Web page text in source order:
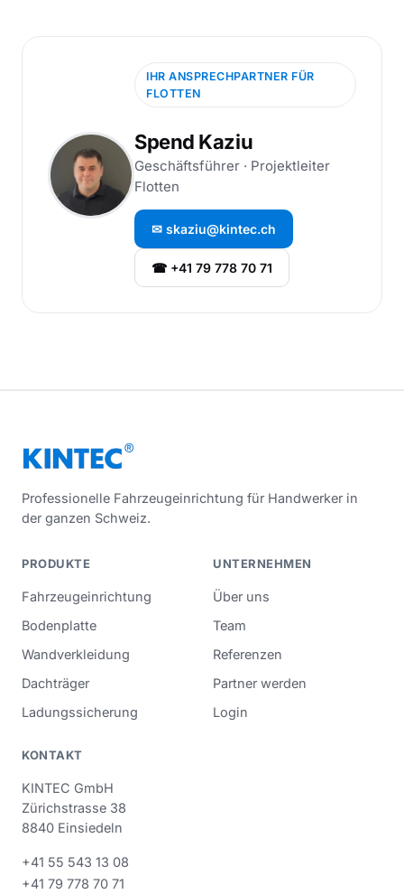
IHR ANSPRECHPARTNER FÜR
FLOTTEN
Spend Kaziu
Geschäftsführer · Projektleiter
Flotten
✉︎ skaziu@kintec.ch
☎ +41 79 778 70 71
Professionelle Fahrzeugeinrichtung für Handwerker in
der ganzen Schweiz.
PRODUKTE
Fahrzeugeinrichtung
Bodenplatte
Wandverkleidung
Dachträger
Ladungssicherung
UNTERNEHMEN
Über uns
Team
Referenzen
Partner werden
Login
KONTAKT
KINTEC GmbH
Zürichstrasse 38
8840 Einsiedeln
+41 55 543 13 08
+41 79 778 70 71